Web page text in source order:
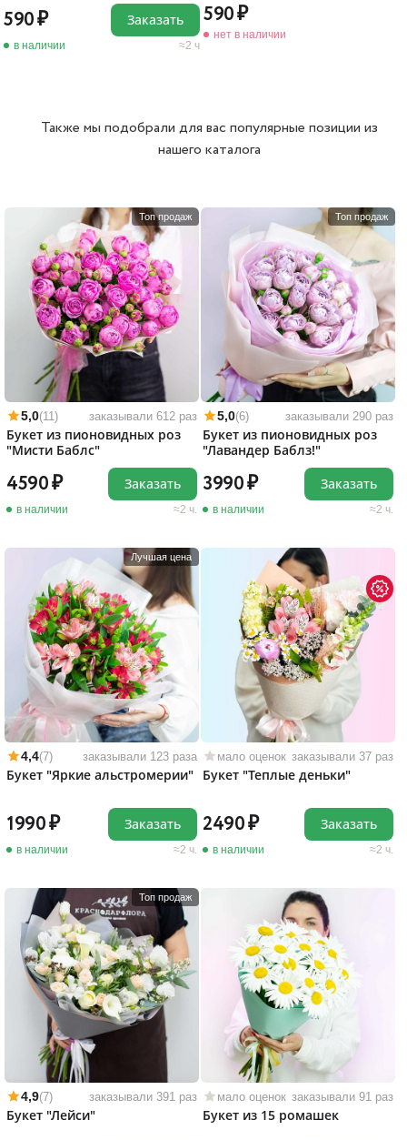
590
в наличии 2 ч
Заказать 590
нет в наличии
Также мы подобрали для вас популярные позиции из
нашего каталога
Топ продаж
5,0(11) заказывали 612 раз
Букет из пионовидных роз
"Мисти Баблс"
4590
в наличии 2 ч.
Заказать
Топ продаж
5,0(6) заказывали 290 раз
Букет из пионовидных роз
"Лавандер Баблз!"
3990
в наличии 2 ч.
Заказать
Лучшая цена
4,4(7) заказывали 123 раза
Букет "Яркие альстромерии"
1990
в наличии 2 ч.
Заказать
мало оценок заказывали 37 раз
Букет "Теплые деньки"
2490
в наличии 2 ч.
Заказать
Топ продаж
4,9(7) заказывали 391 раз
Букет "Лейси"
мало оценок заказывали 91 раз
Букет из 15 ромашек